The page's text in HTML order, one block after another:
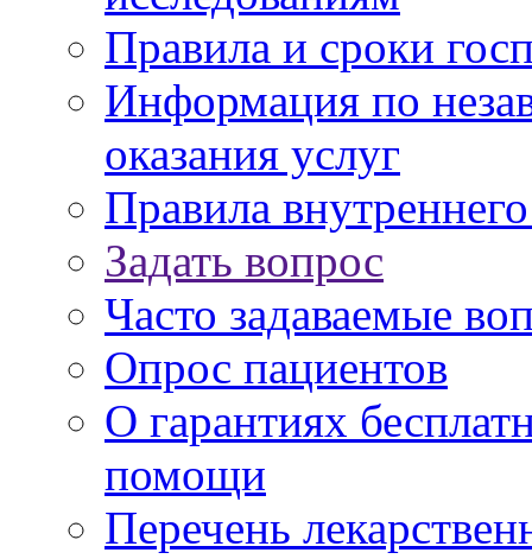
Правила и сроки
Информация по
оказания услуг
Правила
Задать вопрос
Часто задаваемые
Опрос пациентов
О гарантиях
помощи
Перечень